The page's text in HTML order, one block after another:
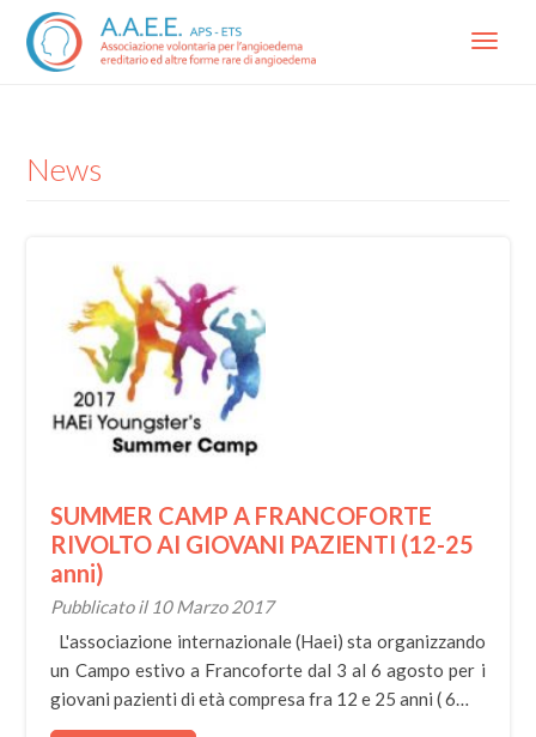
Menu
News
SUMMER CAMP A FRANCOFORTE
RIVOLTO AI GIOVANI PAZIENTI (12-25
anni)
Pubblicato il 10 Marzo 2017
L'associazione internazionale (Haei) sta organizzando
un Campo estivo a Francoforte dal 3 al 6 agosto per i
giovani pazienti di età compresa fra 12 e 25 anni ( 6…